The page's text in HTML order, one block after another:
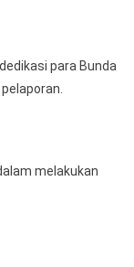
para Bunda
melakukan